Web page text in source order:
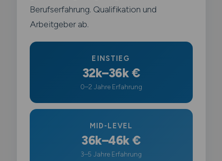
Berufserfahrung. Qualifikation und
Arbeitgeber ab.
EINSTIEG
32k–36k €
0–2 Jahre Erfahrung
MID-LEVEL
36k–46k €
3–5 Jahre Erfahrung